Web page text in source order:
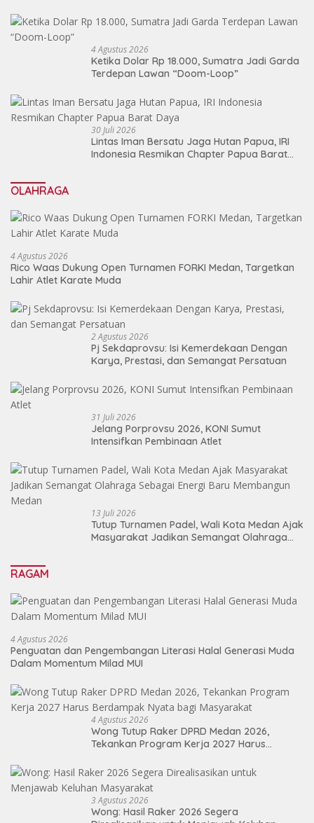
4 Agustus 2026
Ketika Dolar Rp 18.000, Sumatra Jadi Garda
Terdepan Lawan “Doom-Loop”
30 Juli 2026
Lintas Iman Bersatu Jaga Hutan Papua, IRI
Indonesia Resmikan Chapter Papua Barat
OLAHRAGA
4 Agustus 2026
Rico Waas Dukung Open Turnamen FORKI Medan, Targetkan
Lahir Atlet Karate Muda
2 Agustus 2026
Pj Sekdaprovsu: Isi Kemerdekaan Dengan
Karya, Prestasi, dan Semangat Persatuan
31 Juli 2026
Jelang Porprovsu 2026, KONI Sumut
Intensifkan Pembinaan Atlet
13 Juli 2026
Tutup Turnamen Padel, Wali Kota Medan Ajak
Masyarakat Jadikan Semangat Olahraga
RAGAM
4 Agustus 2026
Penguatan dan Pengembangan Literasi Halal Generasi Muda
Dalam Momentum Milad MUI
4 Agustus 2026
Wong Tutup Raker DPRD Medan 2026,
Tekankan Program Kerja 2027 Harus
3 Agustus 2026
Wong: Hasil Raker 2026 Segera